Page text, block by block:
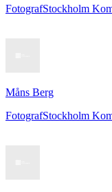
FotografStockholm
Måns Berg
FotografStockholm